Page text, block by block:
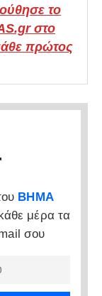
το
στο
πρώτος
ΒΗΜΑ
μέρα τα
σου